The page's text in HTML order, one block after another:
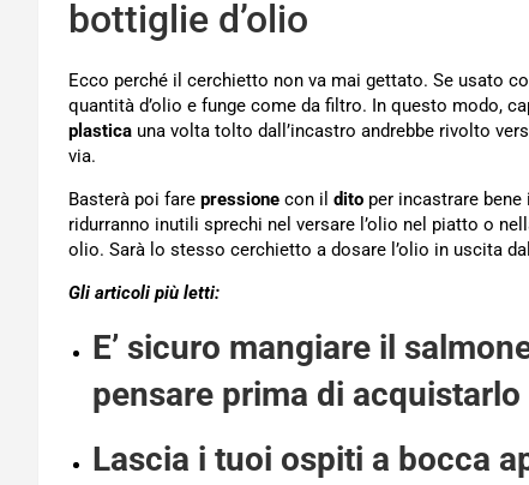
bottiglie d’olio
Ecco perché il cerchietto non va mai gettato. Se usato
quantità d’olio e funge come da filtro. In questo modo,
plastica una volta tolto dall’incastro andrebbe rivolto
via.
Basterà poi fare pressione con il dito per incastrare
ridurranno inutili sprechi nel versare l’olio nel piatto o
olio. Sarà lo stesso cerchietto a dosare l’olio in uscita
Gli articoli più letti:
E’ sicuro mangiare il
pensare prima di acquistarlo
Lascia i tuoi ospiti a bocca